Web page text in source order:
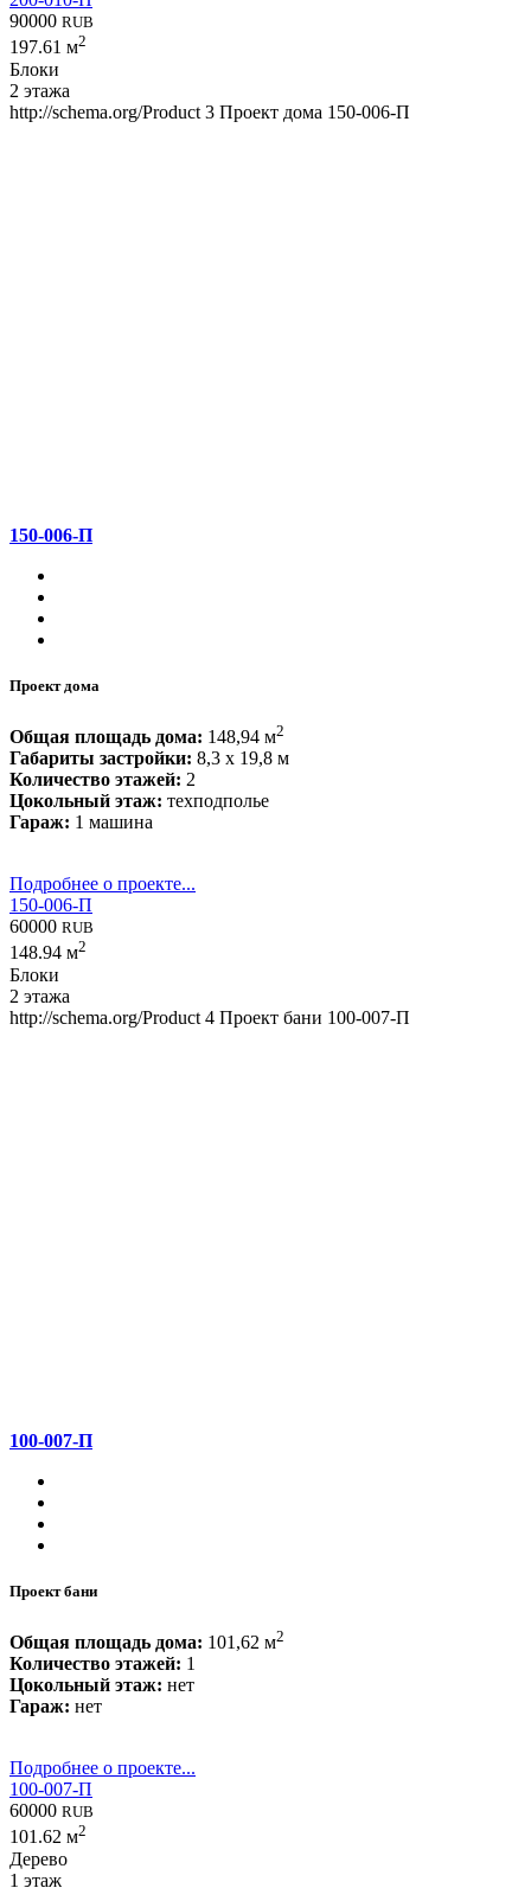
90000 RUB
197.61 м2
Блоки
2 этажа
http://schema.org/Product 3 Проект дома 150-006-П
150-006-П
Проект дома
Общая площадь дома: 148,94 м2
Габариты застройки: 8,3 x 19,8 м
Количество этажей: 2
Цокольный этаж: техподполье
Гараж: 1 машина
Подробнее о проекте...
150-006-П
60000 RUB
148.94 м2
Блоки
2 этажа
http://schema.org/Product 4 Проект бани 100-007-П
100-007-П
Проект бани
Общая площадь дома: 101,62 м2
Количество этажей: 1
Цокольный этаж: нет
Гараж: нет
Подробнее о проекте...
100-007-П
60000 RUB
101.62 м2
Дерево
1 этаж